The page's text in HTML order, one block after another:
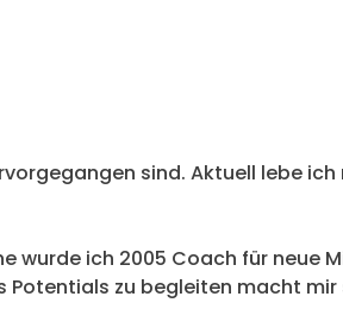
sind. Aktuell lebe ich
wurde ich 2005 Coach für neue
Potentials zu begleiten macht